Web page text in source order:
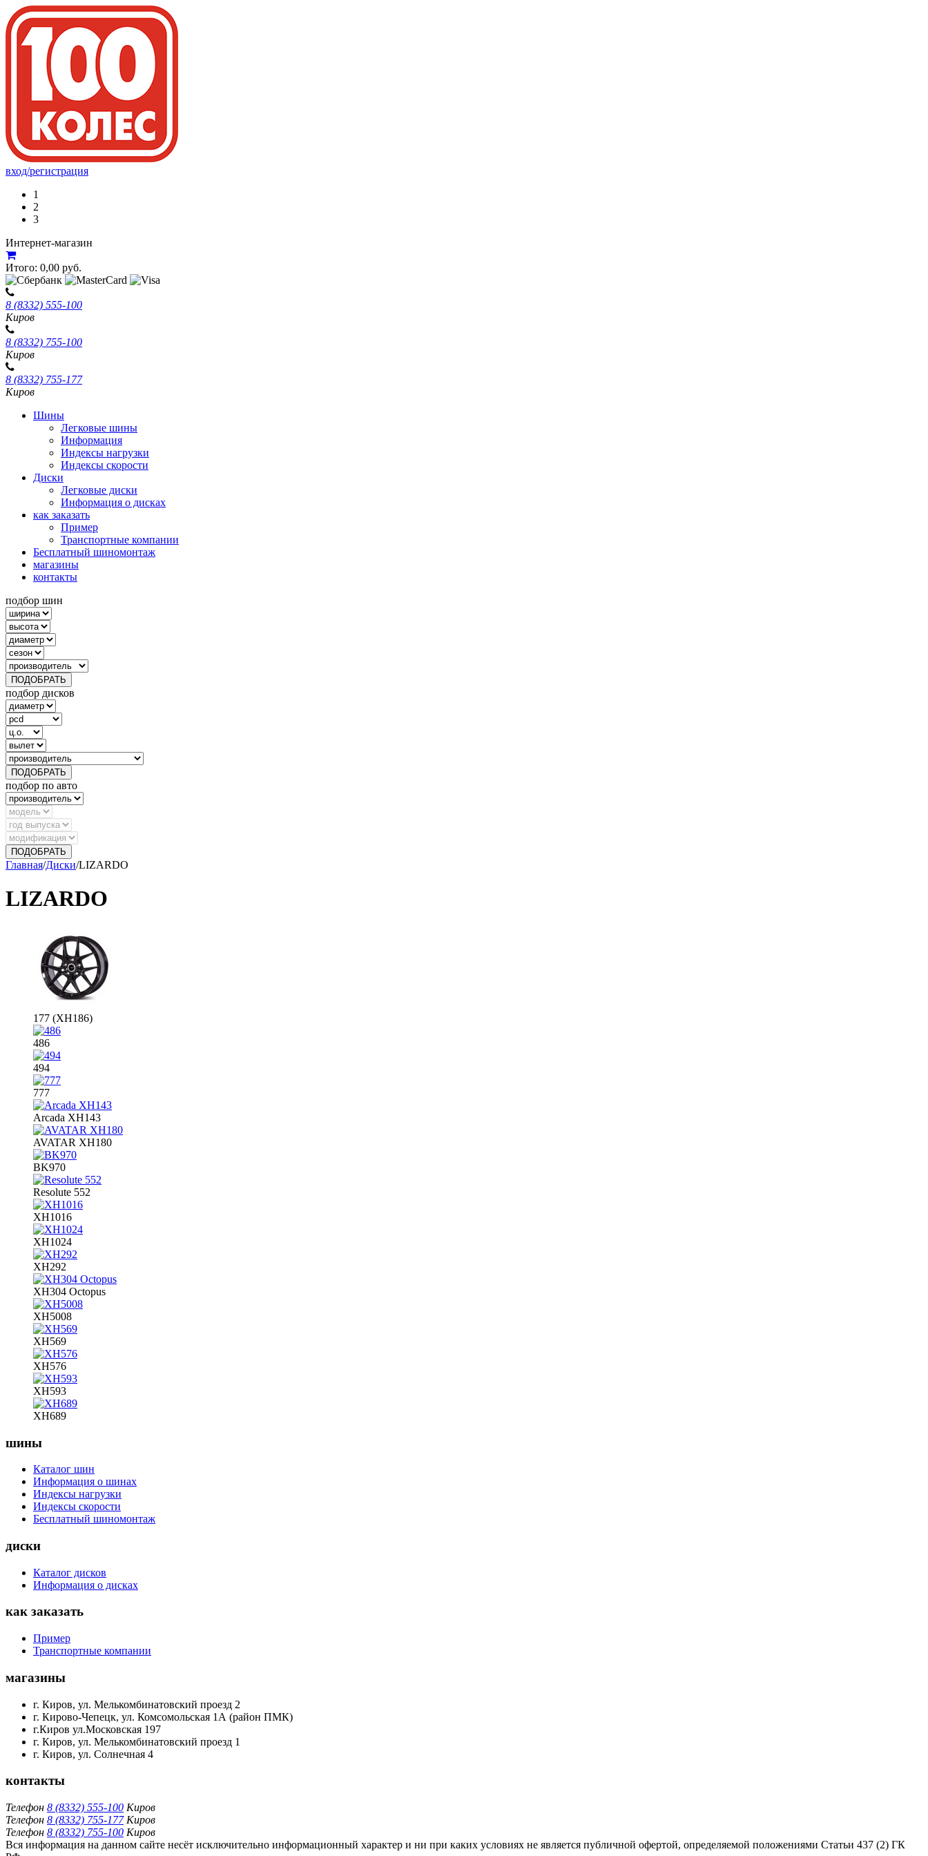
вход/регистрация
1
2
3
Интернет-магазин
Итого: 0,00 руб.
8 (8332) 555-100
Киров
8 (8332) 755-100
Киров
8 (8332) 755-177
Киров
Шины
Легковые шины
Информация
Индексы нагрузки
Индексы скорости
Диски
Легковые диски
Информация о дисках
как заказать
Пример
Транспортные компании
Бесплатный шиномонтаж
магазины
контакты
подбор шин
ПОДОБРАТЬ
подбор дисков
ПОДОБРАТЬ
подбор по авто
ПОДОБРАТЬ
Главная/Диски/LIZARDO
LIZARDO
177 (XH186)
486
494
777
Arcada XH143
AVATAR XH180
BK970
Resolute 552
XH1016
XH1024
XH292
XH304 Octopus
XH5008
XH569
XH576
XH593
XH689
шины
Каталог шин
Информация о шинах
Индексы нагрузки
Индексы скорости
Бесплатный шиномонтаж
диски
Каталог дисков
Информация о дисках
как заказать
Пример
Транспортные компании
магазины
г. Киров, ул. Мелькомбинатовский проезд 2
г. Кирово-Чепецк, ул. Комсомольская 1А (район ПМК)
г.Киров ул.Московская 197
г. Киров, ул. Мелькомбинатовский проезд 1
г. Киров, ул. Солнечная 4
контакты
Телефон 8 (8332) 555-100 Киров
Телефон 8 (8332) 755-177 Киров
Телефон 8 (8332) 755-100 Киров
Вся информация на данном сайте несёт исключительно информационный характер и ни при каких условиях не является публичной офертой, определяемой положениями Статьи 437 (2) ГК